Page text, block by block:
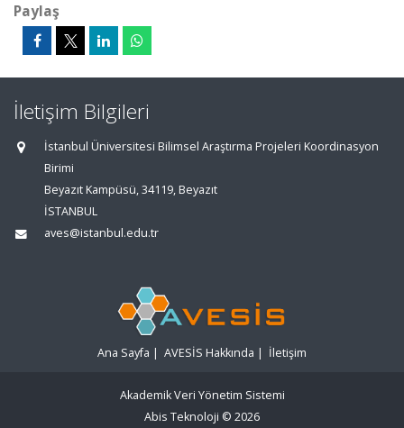
Paylaş
İletişim Bilgileri
İstanbul Üniversitesi Bilimsel Araştırma Projeleri Koordinasyon
Birimi
Beyazıt Kampüsü, 34119, Beyazıt
İSTANBUL
aves@istanbul.edu.tr
Ana Sayfa | AVESİS Hakkında | İletişim
Akademik Veri Yönetim Sistemi
Abis Teknoloji © 2026